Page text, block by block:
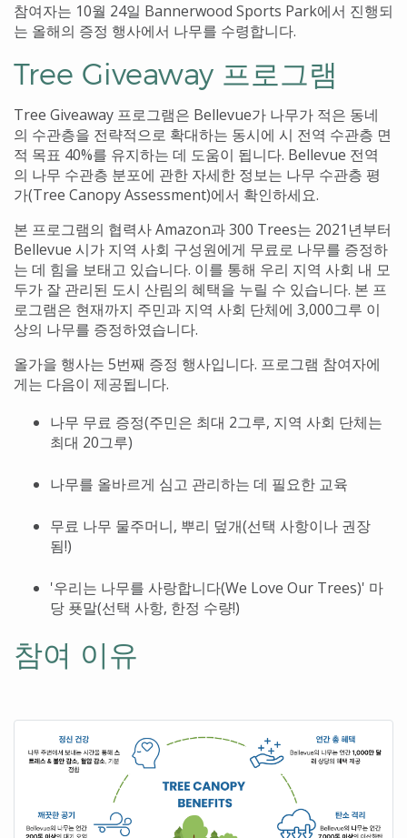
참여자는 10월 24일 Bannerwood Sports Park에서 진행되
는 올해의 증정 행사에서 나무를 수령합니다.
Tree Giveaway 프로그램
Tree Giveaway 프로그램은 Bellevue가 나무가 적은 동네
의 수관층을 전략적으로 확대하는 동시에 시 전역 수관층 면
적 목표 40%를 유지하는 데 도움이 됩니다. Bellevue 전역
의 나무 수관층 분포에 관한 자세한 정보는 나무 수관층 평
가(Tree Canopy Assessment)에서 확인하세요.
본 프로그램의 협력사 Amazon과 300 Trees는 2021년부터
Bellevue 시가 지역 사회 구성원에게 무료로 나무를 증정하
는 데 힘을 보태고 있습니다. 이를 통해 우리 지역 사회 내 모
두가 잘 관리된 도시 산림의 혜택을 누릴 수 있습니다. 본 프
로그램은 현재까지 주민과 지역 사회 단체에 3,000그루 이
상의 나무를 증정하였습니다.
올가을 행사는 5번째 증정 행사입니다. 프로그램 참여자에
게는 다음이 제공됩니다.
나무 무료 증정(주민은 최대 2그루, 지역 사회 단체는
최대 20그루)
나무를 올바르게 심고 관리하는 데 필요한 교육
무료 나무 물주머니, 뿌리 덮개(선택 사항이나 권장
됨!)
'우리는 나무를 사랑합니다(We Love Our Trees)' 마
당 푯말(선택 사항, 한정 수량!)
참여 이유